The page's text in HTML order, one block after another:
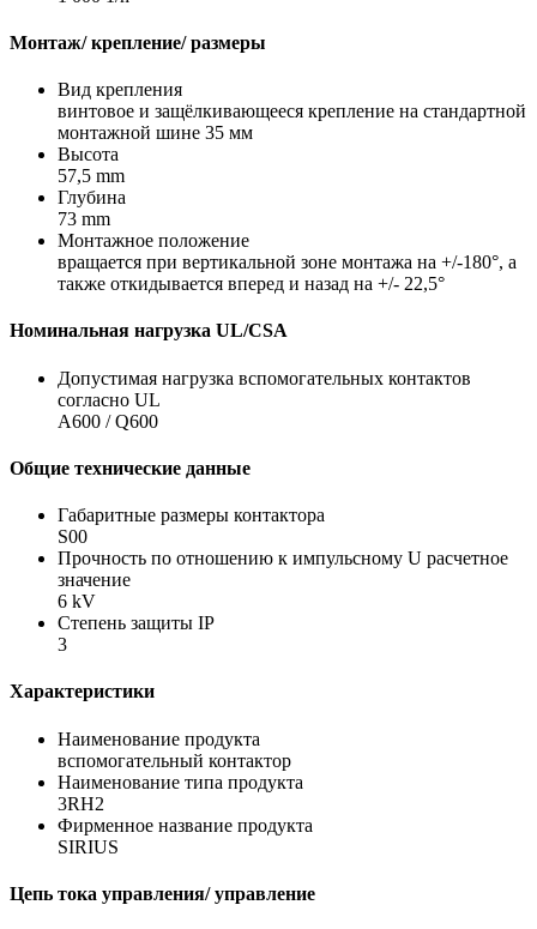
Монтаж/ крепление/ размеры
Вид крепления
винтовое и защёлкивающееся крепление на стандартной
монтажной шине 35 мм
Высота
57,5 mm
Глубина
73 mm
Монтажное положение
вращается при вертикальной зоне монтажа на +/-180°, а
также откидывается вперед и назад на +/- 22,5°
Номинальная нагрузка UL/CSA
Допустимая нагрузка вспомогательных контактов
согласно UL
A600 / Q600
Общие технические данные
Габаритные размеры контактора
S00
Прочность по отношению к импульсному U расчетное
значение
6 kV
Степень защиты IP
3
Характеристики
Наименование продукта
вспомогательный контактор
Наименование типа продукта
3RH2
Фирменное название продукта
SIRIUS
Цепь тока управления/ управление